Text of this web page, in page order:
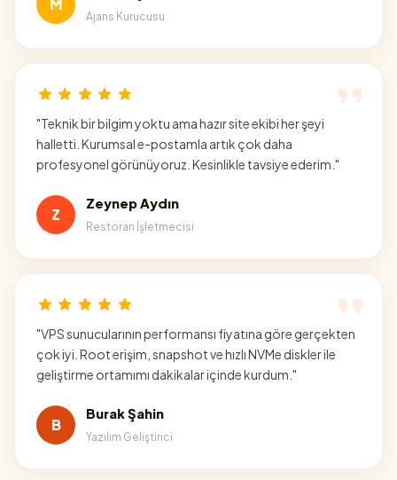
M
Ajans Kurucusu
"Teknik bir bilgim yoktu ama hazır site ekibi her şeyi
halletti. Kurumsal e-postamla artık çok daha
profesyonel görünüyoruz. Kesinlikle tavsiye ederim. "
Z
Zeynep Aydın
Restoran İşletmecisi
"VPS sunucularının performansı fiyatına göre gerçekten
çok iyi. Root erişim, snapshot ve hızlı NVMe diskler ile
geliştirme ortamımı dakikalar içinde kurdum. "
B
Burak Şahin
Yazılım Geliştirici